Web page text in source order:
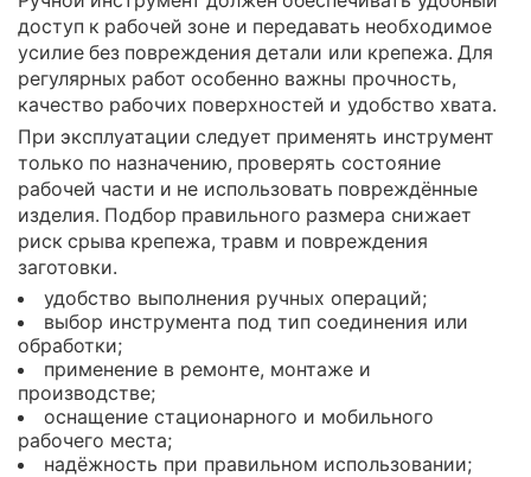
доступ к рабочей зоне и передавать необходимое
усилие без повреждения детали или крепежа. Для
регулярных работ особенно важны прочность,
качество рабочих поверхностей и удобство хвата.
При эксплуатации следует применять инструмент
только по назначению, проверять состояние
рабочей части и не использовать повреждённые
изделия. Подбор правильного размера снижает
риск срыва крепежа, травм и повреждения
заготовки.
удобство выполнения ручных операций;
выбор инструмента под тип соединения или
обработки;
применение в ремонте, монтаже и
производстве;
оснащение стационарного и мобильного
рабочего места;
надёжность при правильном использовании;